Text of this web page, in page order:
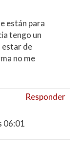
están para
tengo un
estar de
no me
Responder
06:01